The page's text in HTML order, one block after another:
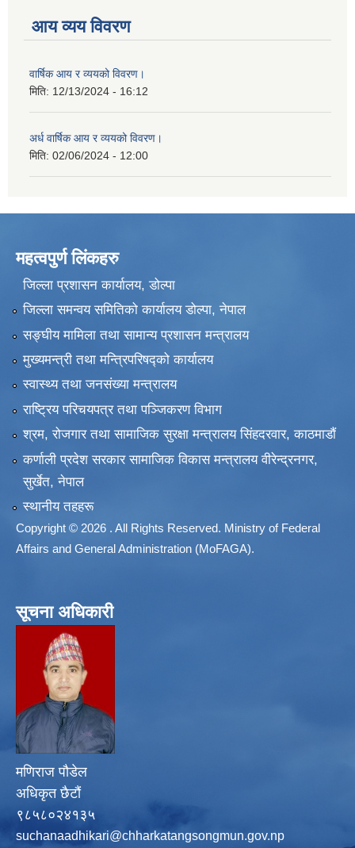
आय व्यय विवरण
वार्षिक आय र व्ययको विवरण।
मिति: 12/13/2024 - 16:12
अर्ध वार्षिक आय र व्ययको विवरण।
मिति: 02/06/2024 - 12:00
महत्वपुर्ण लिंकहरु
जिल्ला प्रशासन कार्यालय, डोल्पा
जिल्ला समन्वय समितिको कार्यालय डोल्पा, नेपाल
सङ्‍घीय मामिला तथा सामान्य प्रशासन मन्त्रालय
मुख्यमन्त्री तथा मन्त्रिपरिषद्को कार्यालय
स्वास्थ्य तथा जनसंख्या मन्त्रालय
राष्ट्रिय परिचयपत्र तथा पञ्जिकरण विभाग
श्रम, रोजगार तथा सामाजिक सुरक्षा मन्त्रालय सिंहदरवार, काठमाडाैं
कर्णाली प्रदेश सरकार सामाजिक विकास मन्त्रालय वीरेन्द्रनगर,
सुर्खेत, नेपाल
स्थानीय तहहरू
Copyright © 2026 . All Rights Reserved. Ministry of Federal
Affairs and General Administration (MoFAGA).
सूचना अधिकारी
मणिराज पौडेल
अधिकृत छैटौं
९८५८०२४१३५
suchanaadhikari@chharkatangsongmun.gov.np